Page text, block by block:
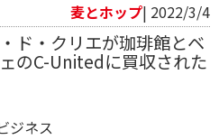
麦とホップ| 2022/3/4
ド・クリエが珈琲館とベ
のC-Unitedに買収された
ジネス